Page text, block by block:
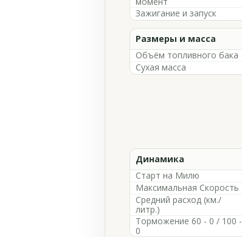
Зажигание и запуск
Размеры и масса
Объём топливного бака
Сухая масса
Динамика
Старт на Милю
Максимальная Скорость
Средний расход (км./
литр.)
Торможение 60 - 0 / 100 -
0